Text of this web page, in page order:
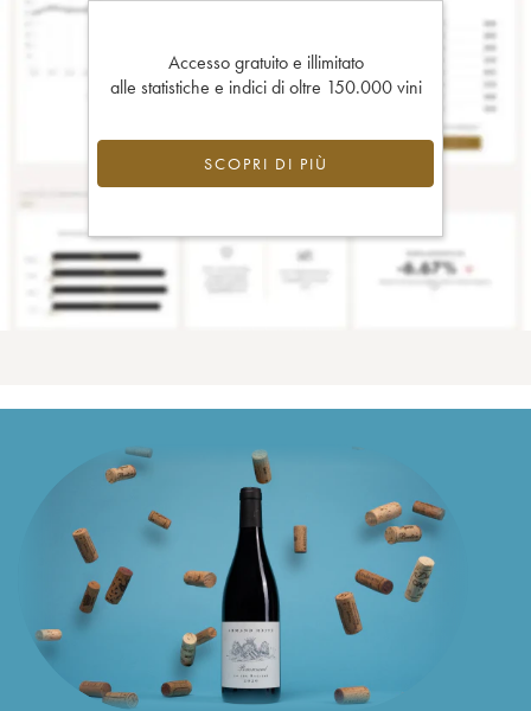
Accesso gratuito e illimitato
alle statistiche e indici di oltre 150.000 vini
SCOPRI DI PIÙ